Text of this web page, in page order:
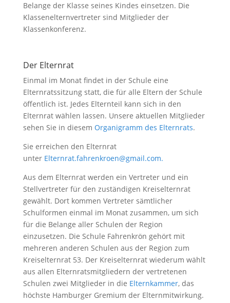
Belange der Klasse seines Kindes einsetzen. Die
Klassenelternvertreter sind Mitglieder der
Klassenkonferenz.
Der Elternrat
Einmal im Monat findet in der Schule eine
Elternratssitzung statt, die für alle Eltern der Schule
öffentlich ist. Jedes Elternteil kann sich in den
Elternrat wählen lassen. Unsere aktuellen Mitglieder
sehen Sie in diesem Organigramm des Elternrats.
Sie erreichen den Elternrat
unter Elternrat.fahrenkroen@gmail.com.
Aus dem Elternrat werden ein Vertreter und ein
Stellvertreter für den zuständigen Kreiselternrat
gewählt. Dort kommen Vertreter sämtlicher
Schulformen einmal im Monat zusammen, um sich
für die Belange aller Schulen der Region
einzusetzen. Die Schule Fahrenkrön gehört mit
mehreren anderen Schulen aus der Region zum
Kreiselternrat 53. Der Kreiselternrat wiederum wählt
aus allen Elternratsmitgliedern der vertretenen
Schulen zwei Mitglieder in die Elternkammer, das
höchste Hamburger Gremium der Elternmitwirkung.